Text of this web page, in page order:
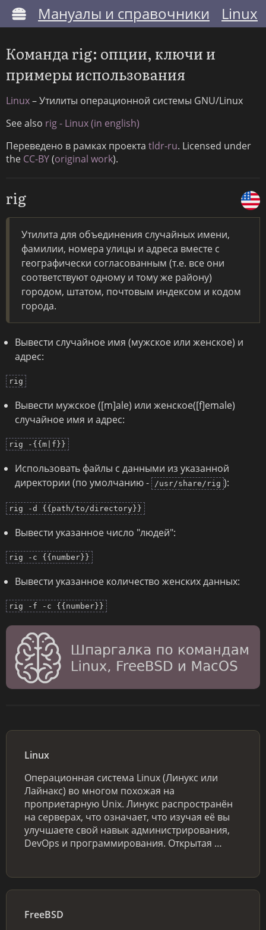
Мануалы и справочники Linux
Команда rig: опции, ключи и
примеры использования
Linux– Утилиты операционной системы GNU/Linux
See also rig - Linux (in english)
Переведено в рамках проекта tldr-ru. Licensed under
the CC-BY(original work).
rig
Утилита для объединения случайных имени,
фамилии, номера улицы и адреса вместе с
географически согласованным (т.е. все они
соответствуют одному и тому же району)
городом, штатом, почтовым индексом и кодом
города.
Вывести случайное имя (мужское или женское) и
адрес:
rig
Вывести мужское ([m]ale) или женское([f]emale)
случайное имя и адрес:
rig -{{m|f}}
Использовать файлы с данными из указанной
директории (по умолчанию -
/usr/share/rig ):
rig -d {{path/to/directory}}
Вывести указанное число "людей":
rig -c {{number}}
Вывести указанное количество женских данных:
rig -f -c {{number}}
Linux
Операционная система Linux (Линукс или
Лайнакс) во многом похожая на
проприетарную Unix. Линукс распространён
на серверах, что означает, что изучая её вы
улучшаете свой навык администрирования,
DevOps и программирования. Открытая …
FreeBSD